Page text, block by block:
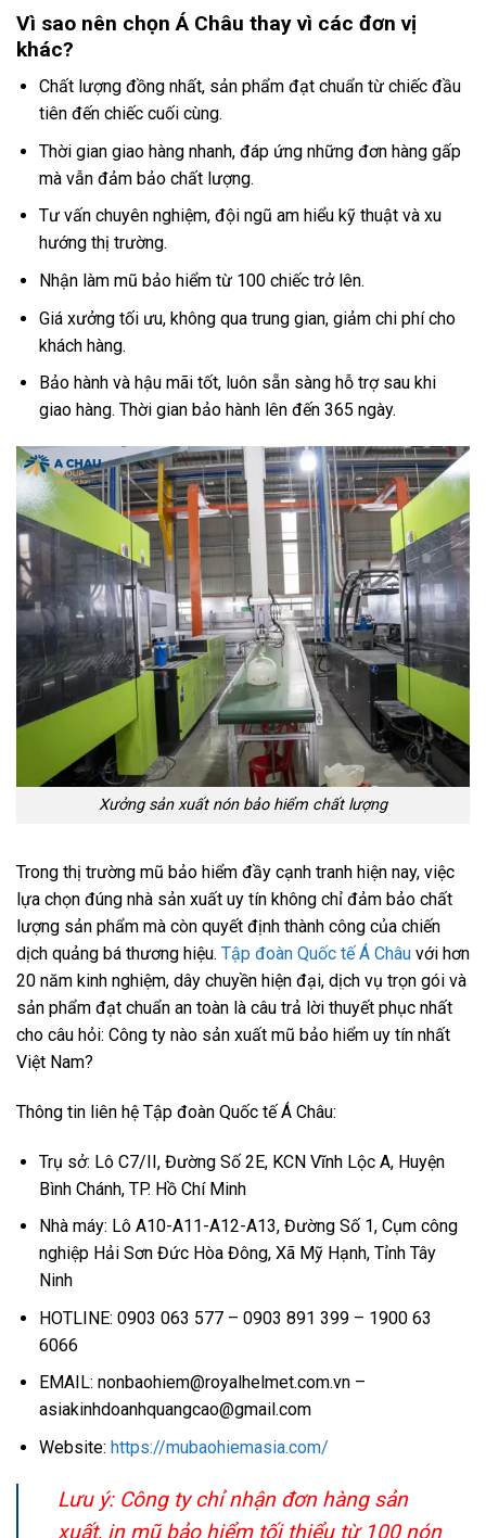
Vì sao nên chọn Á Châu thay vì các đơn vị
khác?
Chất lượng đồng nhất, sản phẩm đạt chuẩn từ chiếc đầu
tiên đến chiếc cuối cùng.
Thời gian giao hàng nhanh, đáp ứng những đơn hàng gấp
mà vẫn đảm bảo chất lượng.
Tư vấn chuyên nghiệm, đội ngũ am hiểu kỹ thuật và xu
hướng thị trường.
Nhận làm mũ bảo hiểm từ 100 chiếc trở lên.
Giá xưởng tối ưu, không qua trung gian, giảm chi phí cho
khách hàng.
Bảo hành và hậu mãi tốt, luôn sẵn sàng hỗ trợ sau khi
giao hàng. Thời gian bảo hành lên đến 365 ngày.
Xưởng sản xuất nón bảo hiểm chất lượng
Trong thị trường mũ bảo hiểm đầy cạnh tranh hiện nay, việc
lựa chọn đúng nhà sản xuất uy tín không chỉ đảm bảo chất
lượng sản phẩm mà còn quyết định thành công của chiến
dịch quảng bá thương hiệu. Tập đoàn Quốc tế Á Châu với hơn
20 năm kinh nghiệm, dây chuyền hiện đại, dịch vụ trọn gói và
sản phẩm đạt chuẩn an toàn là câu trả lời thuyết phục nhất
cho câu hỏi: Công ty nào sản xuất mũ bảo hiểm uy tín nhất
Việt Nam?
Thông tin liên hệ Tập đoàn Quốc tế Á Châu:
Trụ sở: Lô C7/II, Đường Số 2E, KCN Vĩnh Lộc A, Huyện
Bình Chánh, TP. Hồ Chí Minh
Nhà máy: Lô A10-A11-A12-A13, Đường Số 1, Cụm công
nghiệp Hải Sơn Đức Hòa Đông, Xã Mỹ Hạnh, Tỉnh Tây
Ninh
HOTLINE: 0903 063 577 – 0903 891 399 – 1900 63
6066
EMAIL: nonbaohiem@royalhelmet.com.vn –
asiakinhdoanhquangcao@gmail.com
Website: https://mubaohiemasia.com/
Lưu ý: Công ty chỉ nhận đơn hàng sản
xuất, in mũ bảo hiểm tối thiểu từ 100 nón